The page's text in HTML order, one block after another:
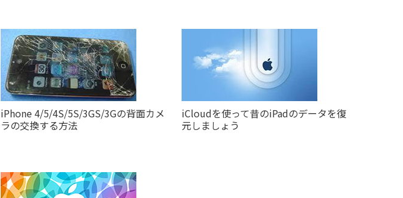
iPhone 4/5/4S/5S/3GS/3Gの背面カメ
ラの交換する方法
iCloudを使って昔のiPadのデータを復
元しましょう